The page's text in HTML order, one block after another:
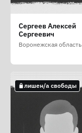
Подунова Ольга
Алексеевна
Воронежская область
Разуваев Алексей
Иванович
Воронежская область
Сергеев Алексей
Сергеевич
Воронежская область
не лишен/а свободы
лишен/а свободы